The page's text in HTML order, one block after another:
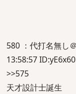
580 ：代打名無し
13:58:57
>>575
天才設計士誕生